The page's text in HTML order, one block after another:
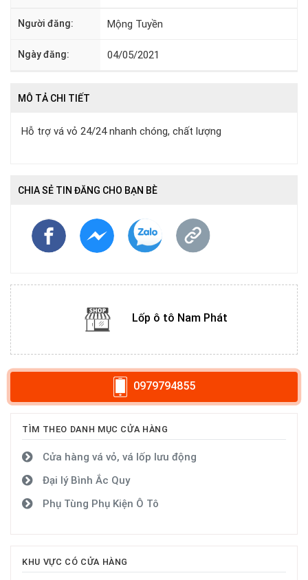
Người đăng: Mộng Tuyền
Ngày đăng: 04/05/2021
MÔ TẢ CHI TIẾT
Hỗ trợ vá vỏ 24/24 nhanh chóng, chất lượng
CHIA SẺ TIN ĐĂNG CHO BẠN BÈ
Lốp ô tô Nam Phát
0979794855
TÌM THEO DANH MỤC CỬA HÀNG
Cửa hàng vá vỏ, vá lốp lưu động
Đại lý Bình Ắc Quy
Phụ Tùng Phụ Kiện Ô Tô
KHU VỰC CÓ CỬA HÀNG